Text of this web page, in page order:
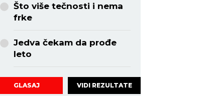
Što više tečnosti i nema
frke
Jedva čekam da prođe
leto
GLASAJ VIDI REZULTATE